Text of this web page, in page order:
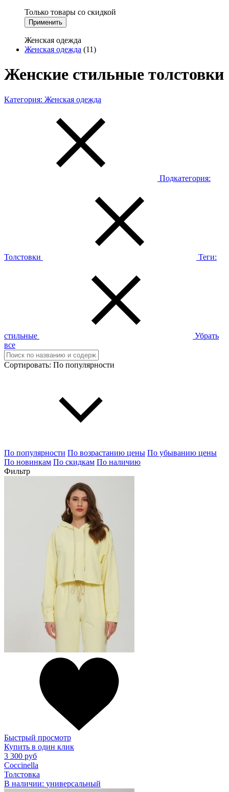
Только товары со скидкой
Применить
Женская одежда
Женская одежда (11)
Женские стильные толстовки
Категория: Женская одежда
Подкатегория:
Толстовки Теги:
стильные
Убрать
все
Сортировать: По популярности
По популярности По возрастанию цены По убыванию цены
По новинкам По скидкам По наличию
Фильтр
Быстрый просмотр
Купить в один клик
3 300 руб
Coccinella
Толстовка
В наличии: универсальный